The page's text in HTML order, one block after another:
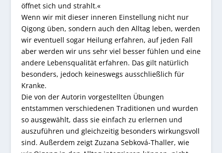
öffnet sich und strahlt.«
Wenn wir mit dieser inneren Einstellung nicht nur
Qigong üben, sondern auch den Alltag leben, werden
wir eventuell sogar Heilung erfahren, auf jeden Fall
aber werden wir uns sehr viel besser fühlen und eine
andere Lebensqualität erfahren. Das gilt natürlich
besonders, jedoch keineswegs ausschließlich für
Kranke.
Die von der Autorin vorgestellten Übungen
entstammen verschiedenen Traditionen und wurden
so ausgewählt, dass sie einfach zu erlernen und
auszuführen und gleichzeitig besonders wirkungsvoll
sind. Außerdem zeigt Zuzana Sebková-Thaller, wie